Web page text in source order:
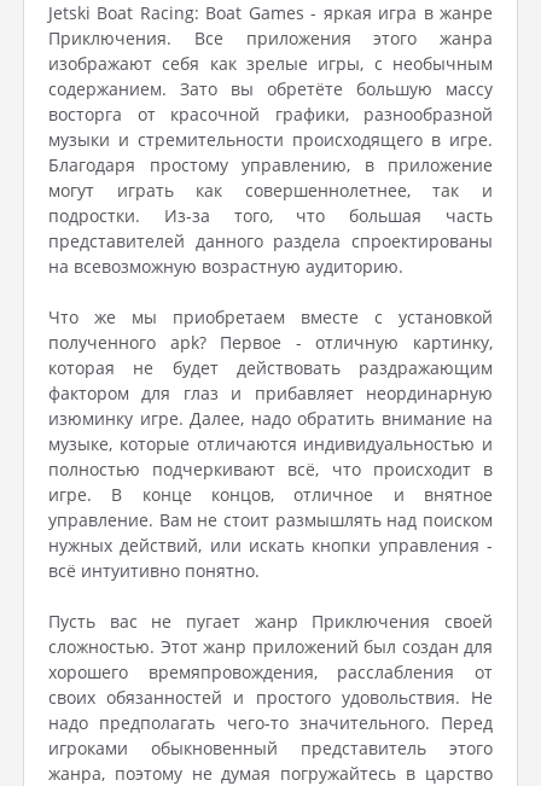
Jetski Boat Racing: Boat Games - яркая игра в жанре
Приключения. Все приложения этого жанра
изображают себя как зрелые игры, с необычным
содержанием. Зато вы обретёте большую массу
восторга от красочной графики, разнообразной
музыки и стремительности происходящего в игре.
Благодаря простому управлению, в приложение
могут играть как совершеннолетнее, так и
подростки. Из-за того, что большая часть
представителей данного раздела спроектированы
на всевозможную возрастную аудиторию.
Что же мы приобретаем вместе с установкой
полученного apk? Первое - отличную картинку,
которая не будет действовать раздражающим
фактором для глаз и прибавляет неординарную
изюминку игре. Далее, надо обратить внимание на
музыке, которые отличаются индивидуальностью и
полностью подчеркивают всё, что происходит в
игре. В конце концов, отличное и внятное
управление. Вам не стоит размышлять над поиском
нужных действий, или искать кнопки управления -
всё интуитивно понятно.
Пусть вас не пугает жанр Приключения своей
сложностью. Этот жанр приложений был создан для
хорошего времяпровождения, расслабления от
своих обязанностей и простого удовольствия. Не
надо предполагать чего-то значительного. Перед
игроками обыкновенный представитель этого
жанра, поэтому не думая погружайтесь в царство